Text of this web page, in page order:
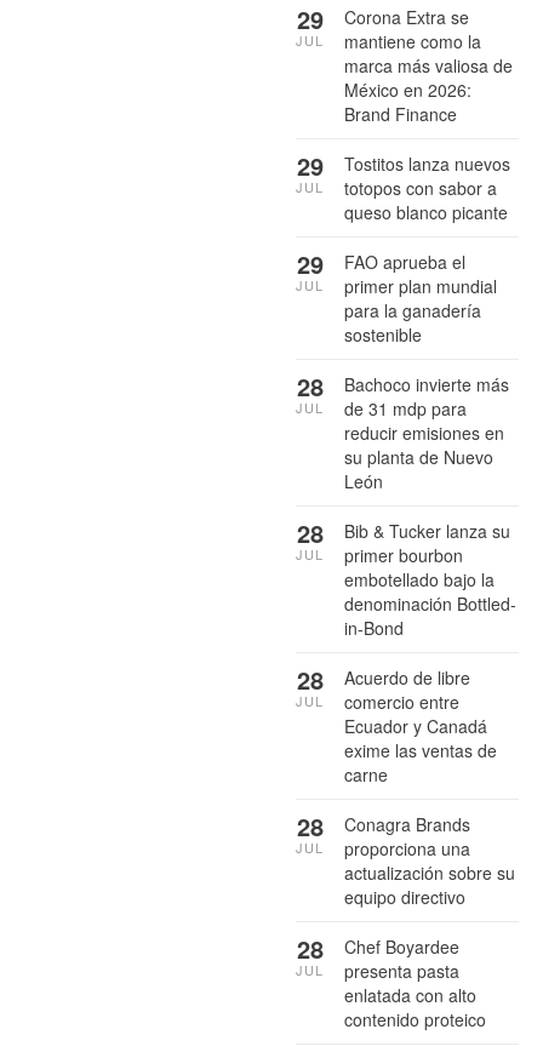
Corona Extra se
mantiene como la
marca más valiosa de
México en 2026:
Brand Finance
29
JUL
Tostitos lanza nuevos
totopos con sabor a
queso blanco picante
29
JUL
FAO aprueba el
primer plan mundial
para la ganadería
sostenible
29
JUL
Bachoco invierte más
de 31 mdp para
reducir emisiones en
su planta de Nuevo
León
28
JUL
Bib & Tucker lanza su
primer bourbon
embotellado bajo la
denominación Bottled-
in-Bond
28
JUL
Acuerdo de libre
comercio entre
Ecuador y Canadá
exime las ventas de
carne
28
JUL
Conagra Brands
proporciona una
actualización sobre su
equipo directivo
28
JUL
Chef Boyardee
presenta pasta
enlatada con alto
contenido proteico
28
JUL